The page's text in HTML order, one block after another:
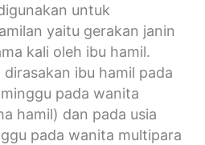
untuk
yaitu gerakan janin
kali oleh ibu hamil.
ibu hamil pada
pada wanita
hamil) dan pada usia
pada wanita multipara